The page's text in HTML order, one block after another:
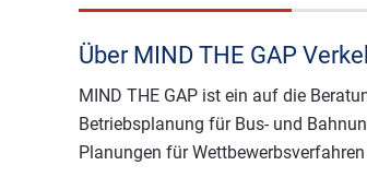
Über MIND THE GAP
MIND THE GAP ist ein auf die
Betriebsplanung für Bus- und
Planungen für